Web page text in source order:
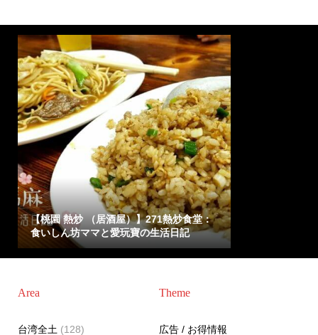
【桃園 熱炒 （居酒屋）】271熱炒食堂：
食いしん坊ママと愛玩寶の生活日記
Area
台湾全土 (128)
Theme
広告 / お得情報